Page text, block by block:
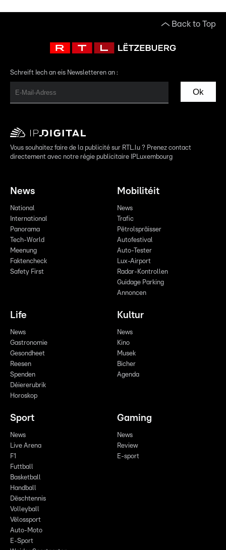
Back to Top
Schreift Iech an eis Newsletteren an :
Ok
Vous souhaitez faire de la publicité sur RTL.lu ? Prenez contact
directement avec notre régie publicitaire IPLuxembourg
News
National
International
Panorama
Tech-World
Meenung
Faktencheck
Safety First
Mobilitéit
News
Trafic
Pëtrolspräisser
Autofestival
Auto-Tester
Lux-Airport
Radar-Kontrollen
Guidage Parking
Annoncen
Life
News
Gastronomie
Gesondheet
Reesen
Spenden
Déiererubrik
Horoskop
Kultur
News
Kino
Musek
Bicher
Agenda
Sport
News
Live Arena
F1
Futtball
Basketball
Handball
Dëschtennis
Volleyball
Vëlossport
Auto-Moto
E-Sport
Gaming
News
Review
E-sport